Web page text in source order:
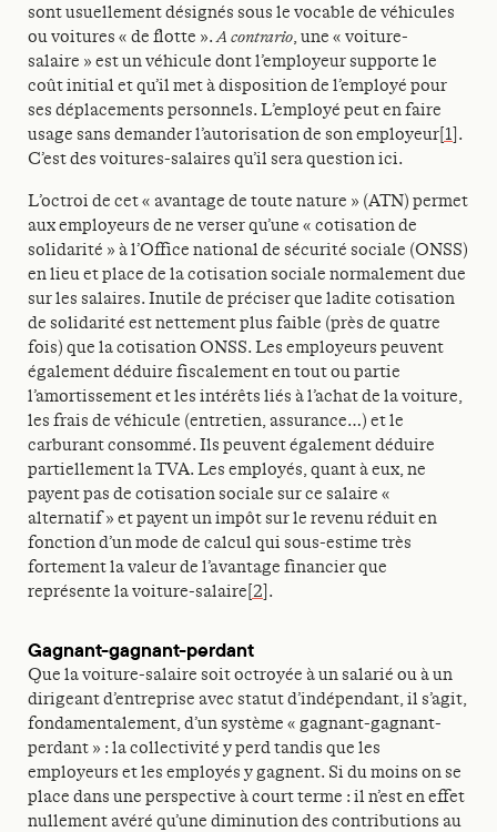
sont usuellement désignés sous le vocable de véhicules
ou voitures « de flotte ».A contrario, une « voiture-
salaire » est un véhicule dont l’employeur supporte le
coût initial et qu’il met à disposition de l’employé pour
ses déplacements personnels. L’employé peut en faire
usage sans demander l’autorisation de son employeur[1] .
C’est des voitures-salaires qu’il sera question ici.
L’octroi de cet « avantage de toute nature » (ATN) permet
aux employeurs de ne verser qu’une « cotisation de
solidarité » à l’Office national de sécurité sociale (ONSS)
en lieu et place de la cotisation sociale normalement due
sur les salaires. Inutile de préciser que ladite cotisation
de solidarité est nettement plus faible (près de quatre
fois) que la cotisation ONSS. Les employeurs peuvent
également déduire fiscalement en tout ou partie
l’amortissement et les intérêts liés à l’achat de la voiture,
les frais de véhicule (entretien, assurance…) et le
carburant consommé. Ils peuvent également déduire
partiellement la TVA. Les employés, quant à eux, ne
payent pas de cotisation sociale sur ce salaire «
alternatif » et payent un impôt sur le revenu réduit en
fonction d’un mode de calcul qui sous-estime très
fortement la valeur de l’avantage financier que
représente la voiture-salaire[2] .
Gagnant-gagnant-perdant
Que la voiture-salaire soit octroyée à un salarié ou à un
dirigeant d’entreprise avec statut d’indépendant, il s’agit,
fondamentalement, d’un système « gagnant-gagnant-
perdant » : la collectivité y perd tandis que les
employeurs et les employés y gagnent. Si du moins on se
place dans une perspective à court terme : il n’est en effet
nullement avéré qu’une diminution des contributions au